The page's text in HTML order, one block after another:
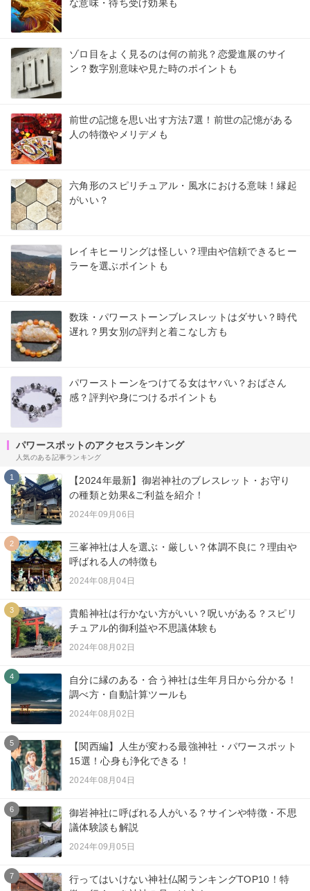
な意味・待ち受け効果も
ゾロ目をよく見るのは何の前兆？恋愛進展のサイ
ン？数字別意味や見た時のポイントも
前世の記憶を思い出す方法7選！前世の記憶がある
人の特徴やメリデメも
六角形のスピリチュアル・風水における意味！縁起
がいい？
レイキヒーリングは怪しい？理由や信頼できるヒー
ラーを選ぶポイントも
数珠・パワーストーンブレスレットはダサい？時代
遅れ？男女別の評判と着こなし方も
パワーストーンをつけてる女はヤバい？おばさん
感？評判や身につけるポイントも
パワースポットのアクセスランキング
人気のある記事ランキング
1
【2024年最新】御岩神社のブレスレット・お守り
の種類と効果&ご利益を紹介！
2024年09月06日
2
三峯神社は人を選ぶ・厳しい？体調不良に？理由や
呼ばれる人の特徴も
2024年08月04日
3
貴船神社は行かない方がいい？呪いがある？スピリ
チュアル的御利益や不思議体験も
2024年08月02日
4
自分に縁のある・合う神社は生年月日から分かる！
調べ方・自動計算ツールも
2024年08月02日
5
【関西編】人生が変わる最強神社・パワースポット
15選！心身も浄化できる！
2024年08月04日
6
御岩神社に呼ばれる人がいる？サインや特徴・不思
議体験談も解説
2024年09月05日
7
行ってはいけない神社仏閣ランキングTOP10！特